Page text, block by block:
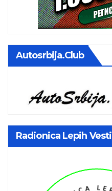
Autosrbija.club
Radionica Lepih Vesti